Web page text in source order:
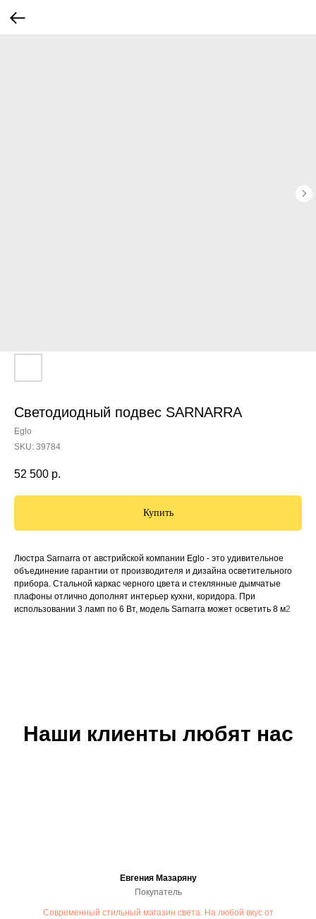
Светодиодный подвес SARNARRA
Eglo
SKU: 39784
52 500 р.
Купить
Люстра Sarnarra от австрийской компании Eglo - это удивительное
объединение гарантии от производителя и дизайна осветительного
прибора. Стальной каркас черного цвета и стеклянные дымчатые
плафоны отлично дополнят интерьер кухни, коридора. При
использовании 3 ламп по 6 Вт, модель Sarnarra может осветить 8 м2
Наши клиенты любят нас
Евгения Мазаряну
Покупатель
Современный стильный магазин света. На любой вкус от